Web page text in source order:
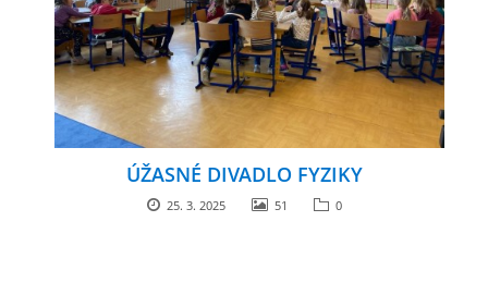
ÚŽASNÉ DIVADLO FYZIKY
25. 3. 2025 51 0